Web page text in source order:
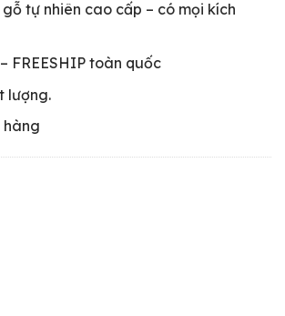
tự nhiên cao cấp – có mọi kích
FREESHIP toàn quốc
lượng.
hàng